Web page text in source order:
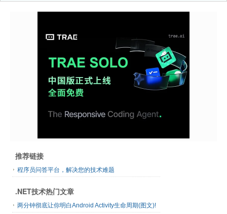
推荐链接
程序员问答平台，解决您的技术难题
.NET技术热门文章
两分钟彻底让你明白Android Activity生命周期(图文)!